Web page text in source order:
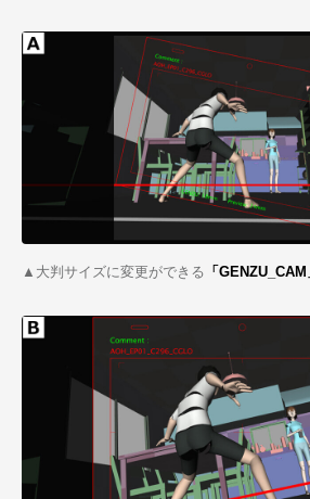
▲大判サイズに変更ができる 「GENZU_CAM